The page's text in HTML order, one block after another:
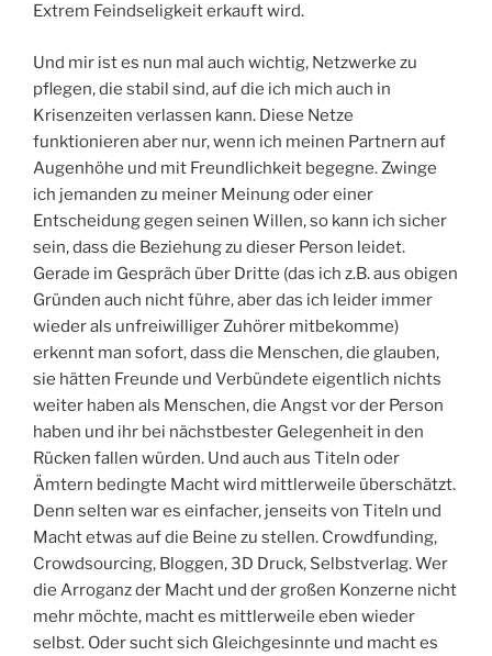
Extrem Feindseligkeit erkauft wird.
Und mir ist es nun mal auch wichtig, Netzwerke zu
pflegen, die stabil sind, auf die ich mich auch in
Krisenzeiten verlassen kann. Diese Netze
funktionieren aber nur, wenn ich meinen Partnern auf
Augenhöhe und mit Freundlichkeit begegne. Zwinge
ich jemanden zu meiner Meinung oder einer
Entscheidung gegen seinen Willen, so kann ich sicher
sein, dass die Beziehung zu dieser Person leidet.
Gerade im Gespräch über Dritte (das ich z.B. aus obigen
Gründen auch nicht führe, aber das ich leider immer
wieder als unfreiwilliger Zuhörer mitbekomme)
erkennt man sofort, dass die Menschen, die glauben,
sie hätten Freunde und Verbündete eigentlich nichts
weiter haben als Menschen, die Angst vor der Person
haben und ihr bei nächstbester Gelegenheit in den
Rücken fallen würden. Und auch aus Titeln oder
Ämtern bedingte Macht wird mittlerweile überschätzt.
Denn selten war es einfacher, jenseits von Titeln und
Macht etwas auf die Beine zu stellen. Crowdfunding,
Crowdsourcing, Bloggen, 3D Druck, Selbstverlag. Wer
die Arroganz der Macht und der großen Konzerne nicht
mehr möchte, macht es mittlerweile eben wieder
selbst. Oder sucht sich Gleichgesinnte und macht es